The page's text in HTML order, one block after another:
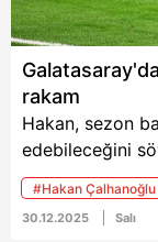
rakam
Hakan, sezon
edebileceğini
süsleyen
başladı. Sarı-
bir bonservis
#Hakan Çalhanoğlu
30.12.2025 Salı